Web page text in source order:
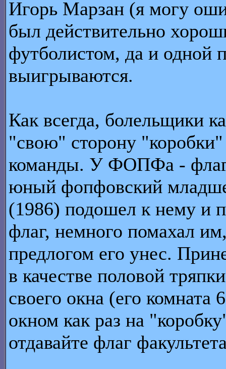
Игорь Марзан (я могу
был действительно
футболистом, да и одной
выигрываются.
Как всегда, болельщики
"свою" сторону
команды. У ФОПФа - флаг
юный фопфовский
(1986) подошел к нему и
флаг, немного помахал
предлогом его унес.
в качестве половой
своего окна (его
окном как раз на
отдавайте флаг